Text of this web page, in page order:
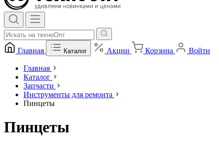
Главная Каталог Акции Корзина Войти
Главная
Каталог
Запчасти
Инструменты для ремонта
Пинцеты
Пинцеты